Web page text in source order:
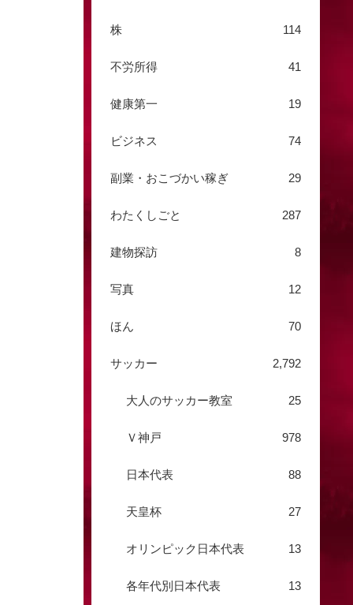
株 114
不労所得 41
健康第一 19
ビジネス 74
副業・おこづかい稼ぎ 29
わたくしごと 287
建物探訪 8
写真 12
ほん 70
サッカー 2,792
大人のサッカー教室 25
Ｖ神戸 978
日本代表 88
天皇杯 27
オリンピック日本代表 13
各年代別日本代表 13